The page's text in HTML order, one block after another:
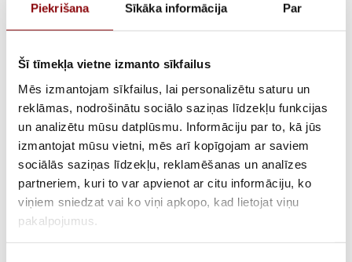
Piekrišana Sīkāka informācija Par
Šī tīmekļa vietne izmanto sīkfailus
Mēs izmantojam sīkfailus, lai personalizētu saturu un
reklāmas, nodrošinātu sociālo saziņas līdzekļu funkcijas
un analizētu mūsu datplūsmu. Informāciju par to, kā jūs
izmantojat mūsu vietni, mēs arī kopīgojam ar saviem
sociālās saziņas līdzekļu, reklamēšanas un analīzes
partneriem, kuri to var apvienot ar citu informāciju, ko
viņiem sniedzat vai ko viņi apkopo, kad lietojat viņu
pakalpojumus.
Degvielas caurule ar
štuceri JD līmeņrādītājam,
30501171508